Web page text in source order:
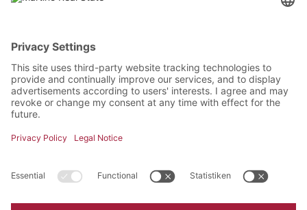
INDICAZIONI STRADALI
Come arrivare
We need your consent to load the
We use a third party service to embed
Iscriviti alla nostra newsletter
Iscriviti oggi stesso gratuitamente e sii il primo a
Dichiaro di aver letto e accettato l'informativa sulla